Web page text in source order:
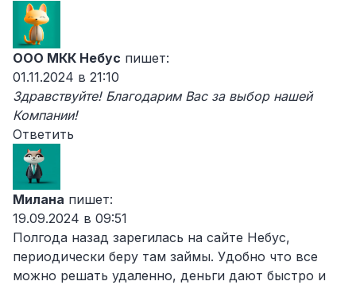
ООО МКК Небус пишет:
01.11.2024 в 21:10
Здравствуйте! Благодарим Вас за выбор нашей
Компании!
Ответить
Милана пишет:
19.09.2024 в 09:51
Полгода назад зарегилась на сайте Небус,
периодически беру там займы. Удобно что все
можно решать удаленно, деньги дают быстро и